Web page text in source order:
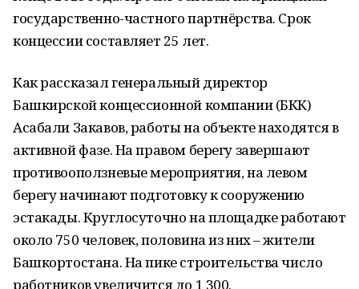
государственно-частного партнёрства. Срок
концессии составляет 25 лет.
Как рассказал генеральный директор
Башкирской концессионной компании (БКК)
Асабали Закавов, работы на объекте находятся в
активной фазе. На правом берегу завершают
противооползневые мероприятия, на левом
берегу начинают подготовку к сооружению
эстакады. Круглосуточно на площадке работают
около 750 человек, половина из них – жители
Башкортостана. На пике строительства число
работников увеличится до 1 300.